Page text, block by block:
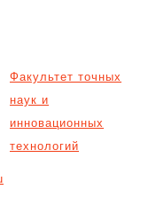
Факультет точных
наук и
инновационных
технологий